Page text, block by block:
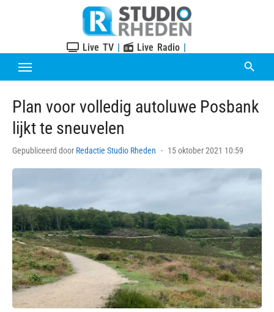
Live TV | Live Radio |
Plan voor volledig autoluwe Posbank
lijkt te sneuvelen
Gepubliceerd door Redactie Studio Rheden
Posted
15 oktober 2021 10:59